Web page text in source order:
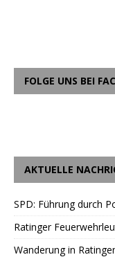
FOLGE UNS BEI
AKTUELLE
SPD: Führung durch
Ratinger
Wanderung in